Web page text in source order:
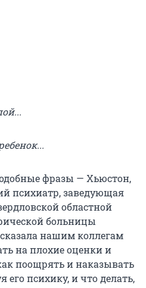
фразы — Хьюстон,
психиатр, заведующая
областной
больницы
нашим коллегам
на плохие оценки и
поощрять и наказывать
его психику, и что делать,